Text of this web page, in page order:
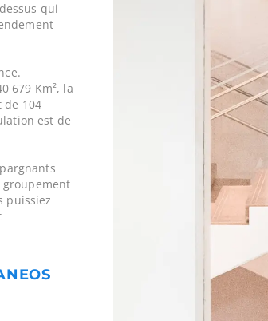
qui
679 Km², la
de 104
est de
groupement
puissiez